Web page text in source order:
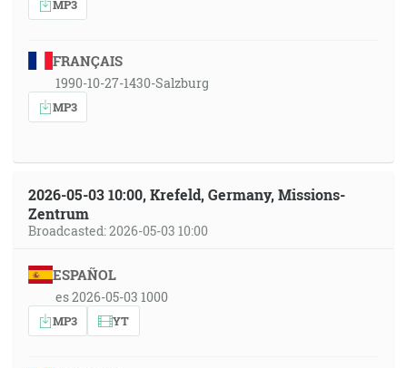
MP3
FRANÇAIS
1990-10-27-1430-Salzburg
MP3
2026-05-03 10:00, Krefeld, Germany, Missions-
Zentrum
Broadcasted: 2026-05-03 10:00
ESPAÑOL
es 2026-05-03 1000
MP3 YT